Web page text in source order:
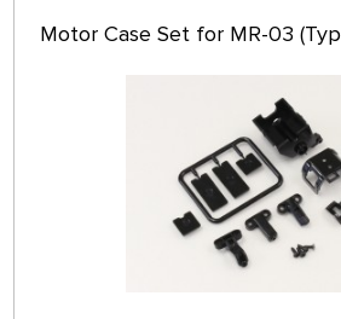
Motor Case Set for MR-03